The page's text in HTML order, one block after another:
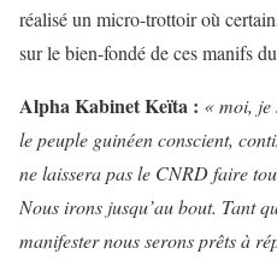
réalisé un micro-trottoir où
sur le bien-fondé de ces manifs
Alpha Kabinet Keïta : « moi, je
le peuple guinéen conscient,
ne laissera pas le CNRD faire
Nous irons jusqu’au bout. Tant
manifester nous serons prêts à